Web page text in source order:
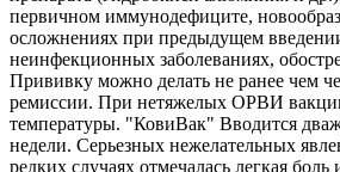
первичном иммунодефиците,
осложнениях при предыдущем
неинфекционных заболеваниях,
Прививку можно делать не ранее чем
ремиссии. При нетяжелых ОРВИ
температуры. "КовиВак" Вводится
недели. Серьезных нежелательных
редких случаях отмечалась легкая